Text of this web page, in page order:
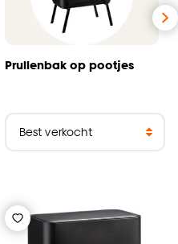
Prullenbak op pootjes